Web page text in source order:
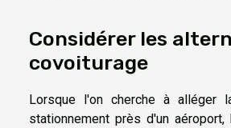
Considérer les
covoiturage
Lorsque l'on cherche à alléger
stationnement près d'un